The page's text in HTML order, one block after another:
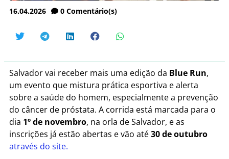
16.04.2026 0 Comentário(s)
Salvador vai receber mais uma edição da Blue Run,
um evento que mistura prática esportiva e alerta
sobre a saúde do homem, especialmente a prevenção
do câncer de próstata. A corrida está marcada para o
dia 1º de novembro, na orla de Salvador, e as
inscrições já estão abertas e vão até30 de outubro
através do site.